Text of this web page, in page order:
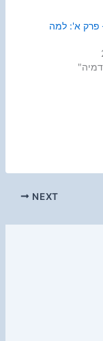
פרק א': למה
NEXT